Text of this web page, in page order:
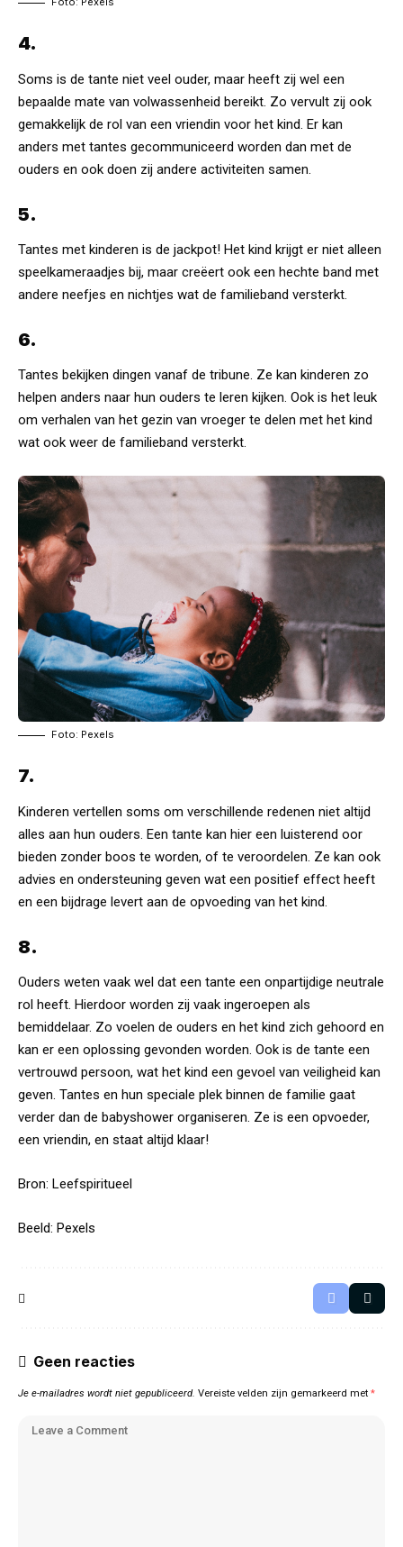
4.
Soms is de tante niet veel ouder, maar heeft zij wel een
bepaalde mate van volwassenheid bereikt. Zo vervult zij ook
gemakkelijk de rol van een vriendin voor het kind. Er kan
anders met tantes gecommuniceerd worden dan met de
ouders en ook doen zij andere activiteiten samen.
5.
Tantes met kinderen is de jackpot! Het kind krijgt er niet alleen
speelkameraadjes bij, maar creëert ook een hechte band met
andere neefjes en nichtjes wat de familieband versterkt.
6.
Tantes bekijken dingen vanaf de tribune. Ze kan kinderen zo
helpen anders naar hun ouders te leren kijken. Ook is het leuk
om verhalen van het gezin van vroeger te delen met het kind
wat ook weer de familieband versterkt.
Foto: Pexels
7.
Kinderen vertellen soms om verschillende redenen niet altijd
alles aan hun ouders. Een tante kan hier een luisterend oor
bieden zonder boos te worden, of te veroordelen. Ze kan ook
advies en ondersteuning geven wat een positief effect heeft
en een bijdrage levert aan de opvoeding van het kind.
8.
Ouders weten vaak wel dat een tante een onpartijdige neutrale
rol heeft. Hierdoor worden zij vaak ingeroepen als
bemiddelaar. Zo voelen de ouders en het kind zich gehoord en
kan er een oplossing gevonden worden. Ook is de tante een
vertrouwd persoon, wat het kind een gevoel van veiligheid kan
geven. Tantes en hun speciale plek binnen de familie gaat
verder dan de babyshower organiseren. Ze is een opvoeder,
een vriendin, en staat altijd klaar!
Bron: Leefspiritueel
Beeld: Pexels
Geen reacties
Je e-mailadres wordt niet gepubliceerd. Vereiste velden zijn gemarkeerd met *